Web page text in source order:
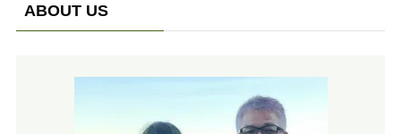
ABOUT US